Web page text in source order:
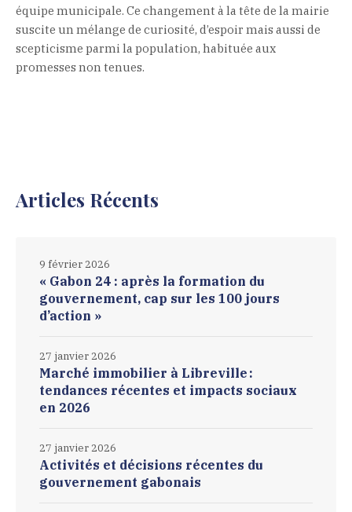
équipe municipale. Ce changement à la tête de la mairie
suscite un mélange de curiosité, d’espoir mais aussi de
scepticisme parmi la population, habituée aux
promesses non tenues.
Articles Récents
« Gabon 24 : après la formation du
gouvernement, cap sur les 100 jours
d’action »
9 février 2026
Marché immobilier à Libreville :
tendances récentes et impacts sociaux
en 2026
27 janvier 2026
Activités et décisions récentes du
gouvernement gabonais
27 janvier 2026